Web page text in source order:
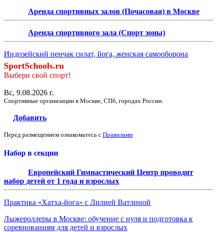
Аренда спортивных залов (Почасовая) в Москве
Аренда спортивного зала (Спорт зоны)
Индозейский пенчак силат, йога, женская самооборона
SportSchools.ru
Выбери свой спорт!
Вс, 9.08.2026 г.
Спортивные организации в Москве, СПб, городах России.
Добавить
Перед размещением ознакомьтесь с Правилами
Набор в секции
Европейский Гимнастический Центр проводит
набор детей от 1 года и взрослых
Практика «Хатха-йога» с Лилией Ватлиной
Лыжероллеры в Москве: обучение с нуля и подготовка к
соревнованиям для детей и взрослых